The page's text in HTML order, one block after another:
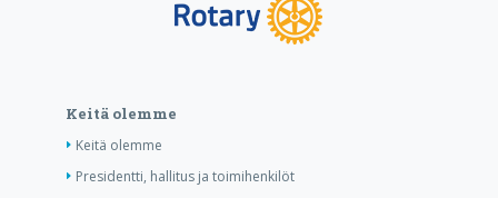
Keitä olemme
Keitä olemme
Presidentti, hallitus ja toimihenkilöt